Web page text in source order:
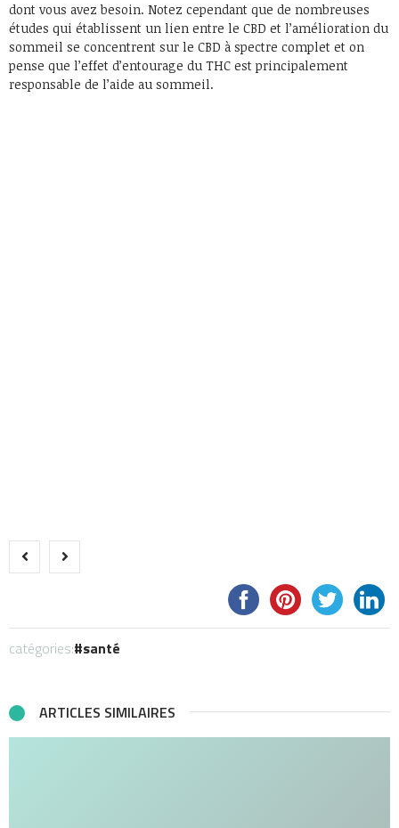
dont vous avez besoin. Notez cependant que de nombreuses
études qui établissent un lien entre le CBD et l’amélioration du
sommeil se concentrent sur le CBD à spectre complet et on
pense que l’effet d’entourage du THC est principalement
responsable de l’aide au sommeil.
catégories: santé
ARTICLES SIMILAIRES